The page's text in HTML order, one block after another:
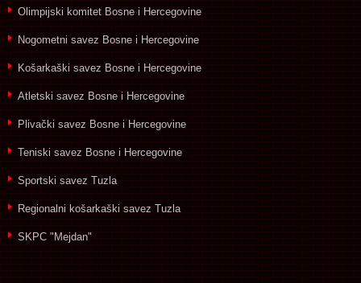
Olimpijski komitet Bosne i Hercegovine
Nogometni savez Bosne i Hercegovine
Košarkaški savez Bosne i Hercegovine
Atletski savez Bosne i Hercegovine
Plivački savez Bosne i Hercegovine
Teniski savez Bosne i Hercegovine
Sportski savez Tuzla
Regionalni košarkaški savez Tuzla
SKPC "Mejdan"